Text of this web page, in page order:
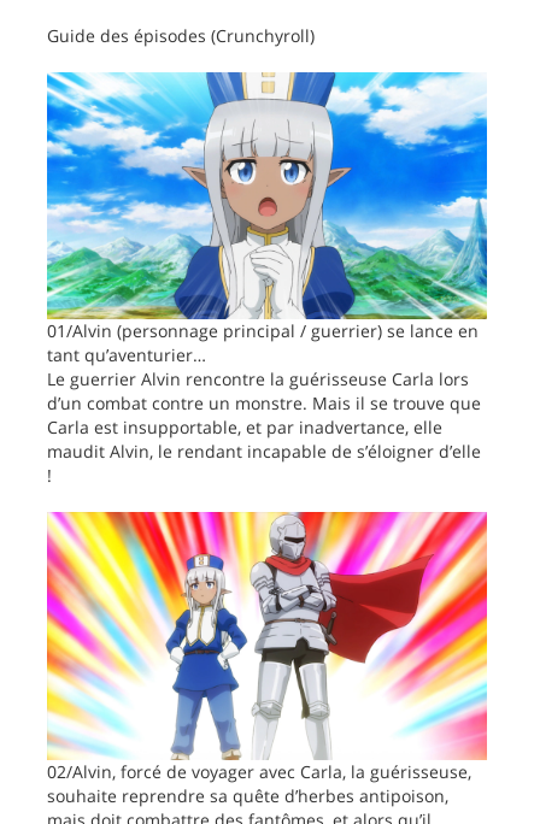
Guide des épisodes (Crunchyroll)
01/Alvin (personnage principal / guerrier) se lance en
tant qu’aventurier…
Le guerrier Alvin rencontre la guérisseuse Carla lors
d’un combat contre un monstre. Mais il se trouve que
Carla est insupportable, et par inadvertance, elle
maudit Alvin, le rendant incapable de s’éloigner d’elle
!
02/Alvin, forcé de voyager avec Carla, la guérisseuse,
souhaite reprendre sa quête d’herbes antipoison,
mais doit combattre des fantômes, et alors qu’il